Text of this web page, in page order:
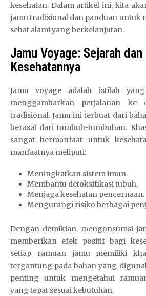
kesehatan. Dalam artikel ini, kita
jamu tradisional dan panduan untuk
sehat alami yang berkelanjutan.
Jamu Voyage: Sejarah
Kesehatannya
Jamu voyage adalah istilah
menggambarkan perjalanan ke
tradisional. Jamu ini terbuat dari
berasal dari tumbuh-tumbuhan.
sangat bermanfaat untuk
manfaatnya meliputi:
Meningkatkan sistem imun.
Membantu detoksifikasi tubuh.
Menjaga kesehatan pencernaan.
Mengurangi risiko berbagai
Dengan demikian, mengonsumsi
memberikan efek positif bagi
setiap ramuan jamu memiliki
tergantung pada bahan yang
penting untuk mengetahui
yang tepat sesuai kebutuhan.